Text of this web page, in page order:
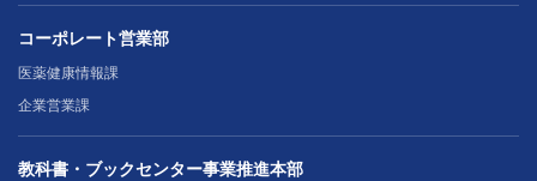
コーポレート営業部
医薬健康情報課
企業営業課
教科書・ブックセンター事業推進本部